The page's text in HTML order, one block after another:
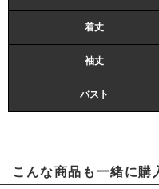
着丈
袖丈
バスト
こんな商品も一緒に購